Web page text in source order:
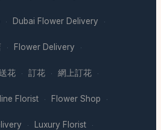
· Dubai Flower Delivery ·
· Flower Delivery ·
花 · 訂花 · 網上訂花 ·
Florist · Flower Shop ·
· Luxury Florist ·